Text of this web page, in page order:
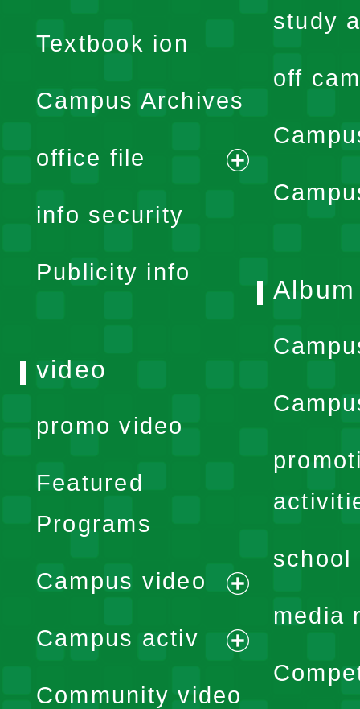
menu
Textbook ion
Campus Archives
office file
expand
info security
Publicity info
study
off
Album
school
media
video
promo video
Featured
Programs
Campus video
expand
menu
Campus activ
expand
Community video